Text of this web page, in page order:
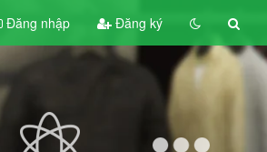
Đăng nhập Đăng ký